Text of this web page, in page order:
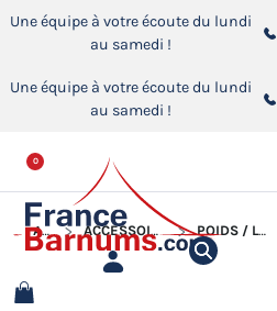
Une équipe à votre écoute du lundi
au samedi !
Une équipe à votre écoute du lundi
au samedi !
0
ACCUEIL ACCESSOIRES POUR BARNUMS PLIANTS POIDS / LESTS POUR BARNUM PLIANT